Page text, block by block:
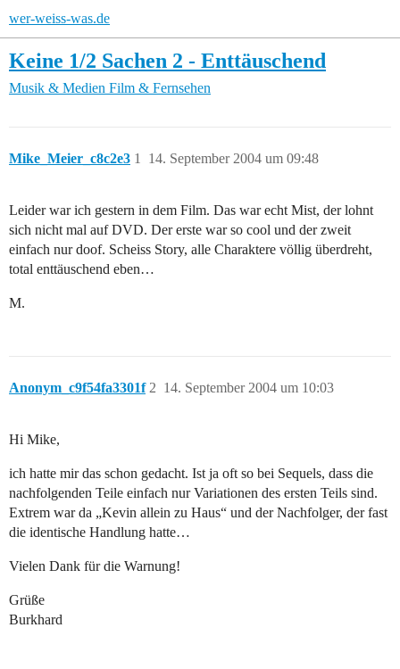
wer-weiss-was.de
Keine 1/2 Sachen 2 - Enttäuschend
Musik & Medien Film & Fernsehen
Mike_Meier_c8c2e3 14. September 2004 um 09:48
1
Leider war ich gestern in dem Film. Das war echt Mist, der lohnt
sich nicht mal auf DVD. Der erste war so cool und der zweit
einfach nur doof. Scheiss Story, alle Charaktere völlig überdreht,
total enttäuschend eben…
M.
Anonym_c9f54fa3301f 14. September 2004 um 10:03
2
Hi Mike,
ich hatte mir das schon gedacht. Ist ja oft so bei Sequels, dass die
nachfolgenden Teile einfach nur Variationen des ersten Teils sind.
Extrem war da „Kevin allein zu Haus“ und der Nachfolger, der fast
die identische Handlung hatte…
Vielen Dank für die Warnung!
Grüße
Burkhard